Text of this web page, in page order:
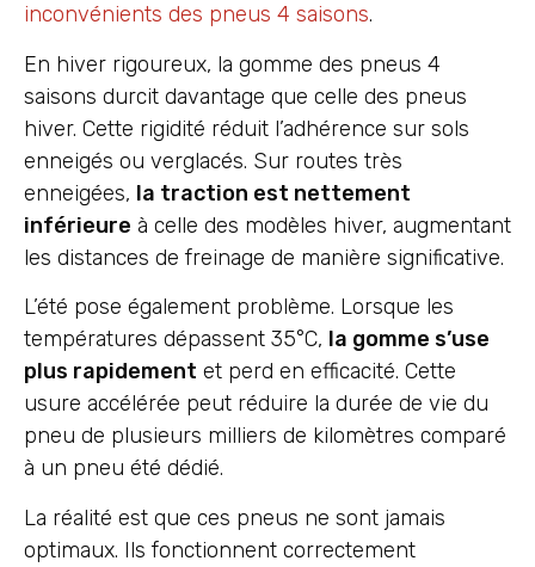
inconvénients des pneus 4 saisons.
En hiver rigoureux, la gomme des pneus 4
saisons durcit davantage que celle des pneus
hiver. Cette rigidité réduit l’adhérence sur sols
enneigés ou verglacés. Sur routes très
enneigées, la traction est nettement
inférieure à celle des modèles hiver, augmentant
les distances de freinage de manière significative.
L’été pose également problème. Lorsque les
températures dépassent 35°C, la gomme s’use
plus rapidement et perd en efficacité. Cette
usure accélérée peut réduire la durée de vie du
pneu de plusieurs milliers de kilomètres comparé
à un pneu été dédié.
La réalité est que ces pneus ne sont jamais
optimaux. Ils fonctionnent correctement